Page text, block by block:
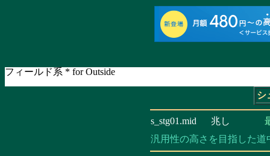
フィールド系 * for Outside
シ
s_stg01.mid 兆し
汎用性の高さを目指した